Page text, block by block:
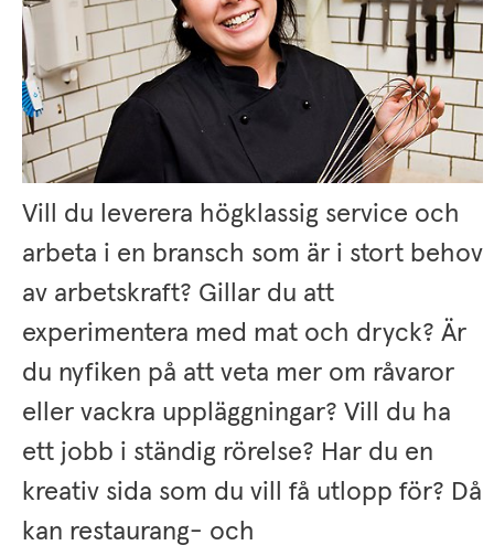
Vill du leverera högklassig service och
arbeta i en bransch som är i stort behov
av arbetskraft? Gillar du att
experimentera med mat och dryck? Är
du nyfiken på att veta mer om råvaror
eller vackra uppläggningar? Vill du ha
ett jobb i ständig rörelse? Har du en
kreativ sida som du vill få utlopp för? Då
kan restaurang- och